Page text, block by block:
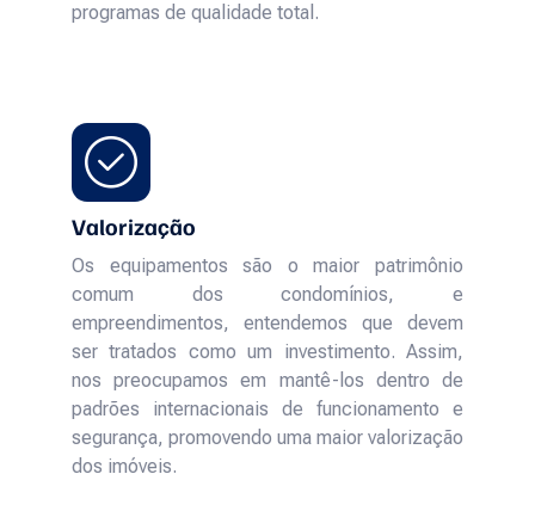
programas de qualidade total.
Valorização
Os equipamentos são o maior patrimônio
comum dos condomínios, e
empreendimentos, entendemos que devem
ser tratados como um investimento. Assim,
nos preocupamos em mantê-los dentro de
padrões internacionais de funcionamento e
segurança, promovendo uma maior valorização
dos imóveis.